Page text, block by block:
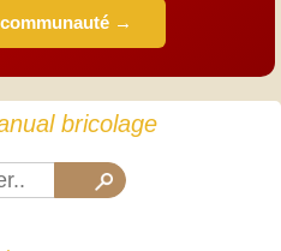
→
bricolage